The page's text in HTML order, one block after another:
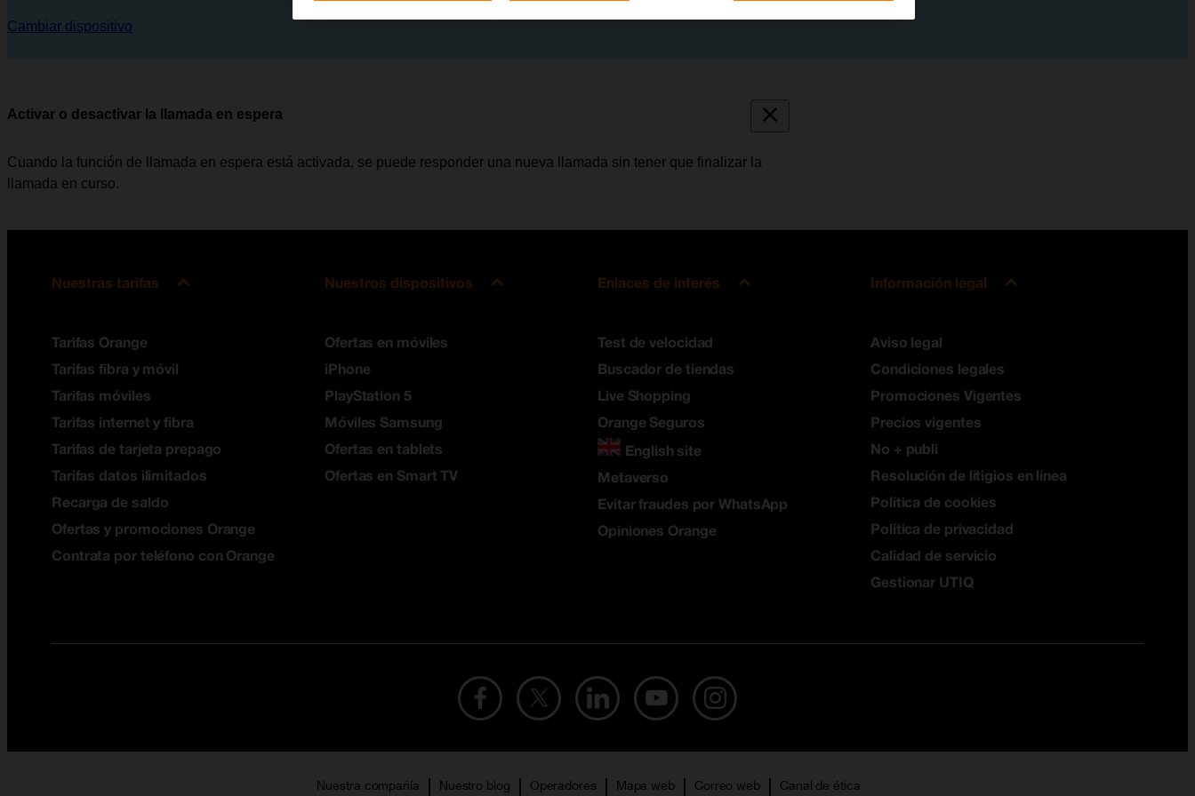
Cambiar dispositivo
Activar o desactivar la llamada en espera
Cuando la función de llamada en espera está activada, se puede responder una nueva llamada sin tener que finalizar la
llamada en curso.
Nuestras tarifas
Tarifas Orange
Tarifas fibra y móvil
Tarifas móviles
Tarifas internet y fibra
Tarifas de tarjeta prepago
Tarifas datos ilimitados
Recarga de saldo
Ofertas y promociones Orange
Contrata por teléfono con Orange
Nuestros dispositivos
Ofertas en móviles
iPhone
PlayStation 5
Móviles Samsung
Ofertas en tablets
Ofertas en Smart TV
Enlaces de interés
Test de velocidad
Buscador de tiendas
Live Shopping
Orange Seguros
English site
Metaverso
Evitar fraudes por WhatsApp
Opiniones Orange
Información legal
Aviso legal
Condiciones legales
Promociones Vigentes
Precios vigentes
No + publi
Resolución de litigios en línea
Política de cookies
Política de privacidad
Calidad de servicio
Gestionar UTIQ
Nuestra compañía Nuestro blog Operadores Mapa web Correo web Canal de ética